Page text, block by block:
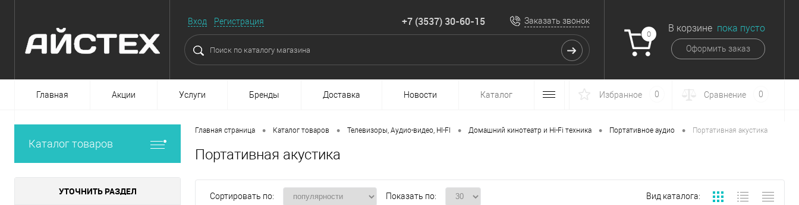
Вход Регистрация +7 (3537) 30-60-15 Заказать звонок
0
В корзине пока пусто
Оформить заказ
Главная Акции Услуги Бренды Доставка Новости Каталог Избранное 0 Сравнение 0
Каталог товаров
УТОЧНИТЬ РАЗДЕЛ
Главная страница • Каталог товаров • Телевизоры, Аудио-видео, HI-FI • Домашний кинотеатр и Hi-Fi техника • Портативное аудио • Портативная акустика
Портативная акустика
Сортировать по: Показать по: Вид каталога: